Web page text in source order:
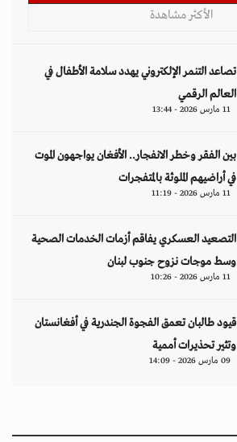
الأكثر مشاهدة
تصاعد التنمر الإلكتروني يهدد سلامة الأطفال في
العالم الرقمي
11 مارس 2026 - 13:44
بين الفقر وخطر الانفجار.. الأفغان يواجهون الموت
في أراضيهم الملوثة بالمتفجرات
11 مارس 2026 - 11:19
التصعيد العسكري يفاقم أزمات الخدمات الصحية
وسط موجات نزوح جنوب لبنان
11 مارس 2026 - 10:26
قيود طالبان تعمق الفجوة الجندرية في أفغانستان
وتثير تحذيرات أممية
09 مارس 2026 - 14:09